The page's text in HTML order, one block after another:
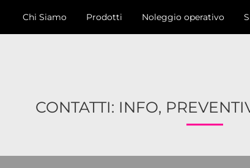
Chi Siamo Prodotti Noleggio operativo
CONTATTI: INFO,